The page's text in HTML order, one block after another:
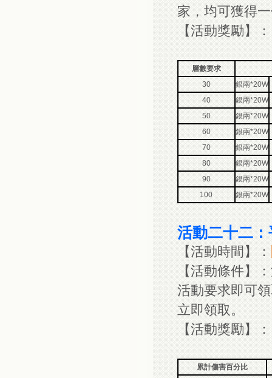
家，均可獲得
【活動獎勵】：
層數要求
30
銀兩*20W
40
銀兩*20W
50
銀兩*20W
60
銀兩*20W
70
銀兩*20W
80
銀兩*20W
90
銀兩*20W
100
銀兩*20W
活動二十二
【活動時間】：
【活動條件】
活動要求即可
立即領取。
【活動獎勵】：
累計傷害百分比